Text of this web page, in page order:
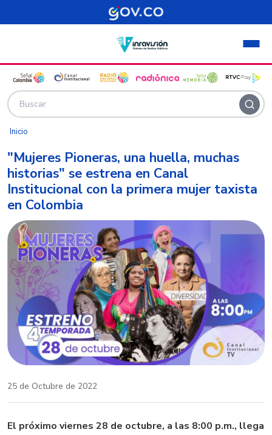
Pasar al contenido principal
Inicio
"Mujeres Pioneras, una huella, muchas
historias" se estrena en Canal
Institucional con la primera mujer taxista
en Colombia
25 de Octubre de 2022
El próximo viernes 28 de octubre, a las 8:00 p.m., llega